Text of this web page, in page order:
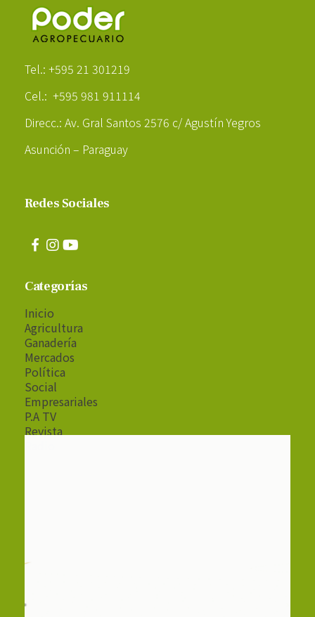
Tel.: +595 21 301219
Cel.: +595 981 911114
Direcc.: Av. Gral Santos 2576 c/ Agustín Yegros
Asunción – Paraguay
Redes Sociales
Categorías
Inicio
Agricultura
Ganadería
Mercados
Política
Social
Empresariales
P.A TV
Revista